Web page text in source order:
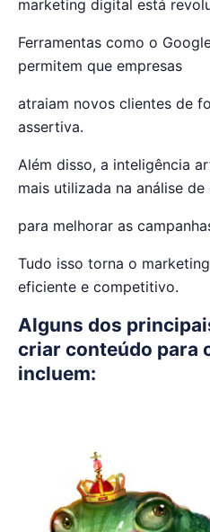
marketing digital está
Ferramentas como o
permitem que empresas
atraiam novos clientes de
assertiva.
Além disso, a inteligência
mais utilizada na análise de
para melhorar as
Tudo isso torna o
eficiente e competitivo.
Alguns dos
criar conteúdo para
incluem: